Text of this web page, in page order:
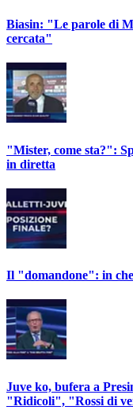
Biasin: "Le parole di
cercata"
"Mister, come sta?":
in diretta
Il "domandone": in
Juve ko, bufera a
"Ridicoli", "Rossi di